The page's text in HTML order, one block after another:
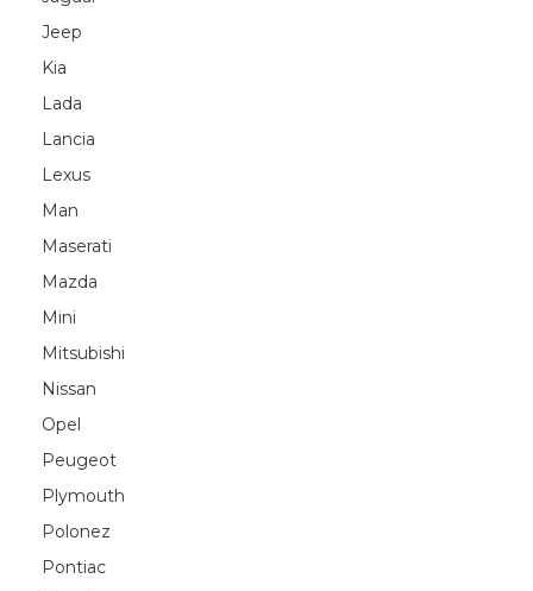
Jeep
Kia
Lada
Lancia
Lexus
Man
Maserati
Mazda
Mini
Mitsubishi
Nissan
Opel
Peugeot
Plymouth
Polonez
Pontiac